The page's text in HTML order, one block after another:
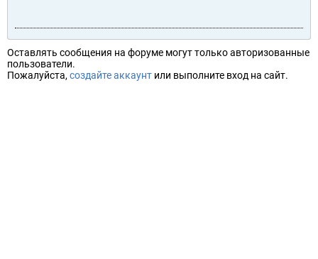
Оставлять сообщения на форуме могут только авторизованные
пользователи.
Пожалуйста, создайте аккаунт или выполните вход на сайт.